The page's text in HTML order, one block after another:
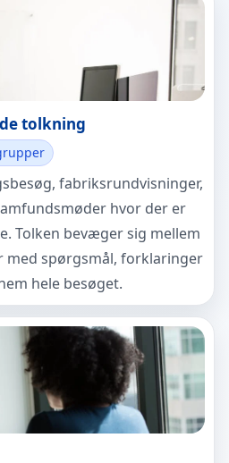
tolkning
fabriksrundvisninger,
hvor der er
Tolken bevæger sig mellem
spørgsmål, forklaringer
hele besøget.